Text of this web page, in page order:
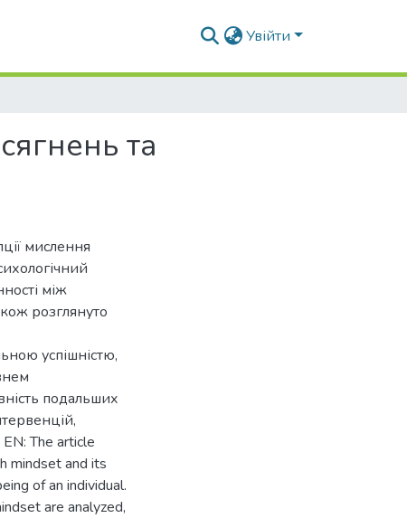
Увійти
та
мислення
між
розглянуто
успішністю,
подальших
The article
mindset and its
of an individual.
are analyzed,